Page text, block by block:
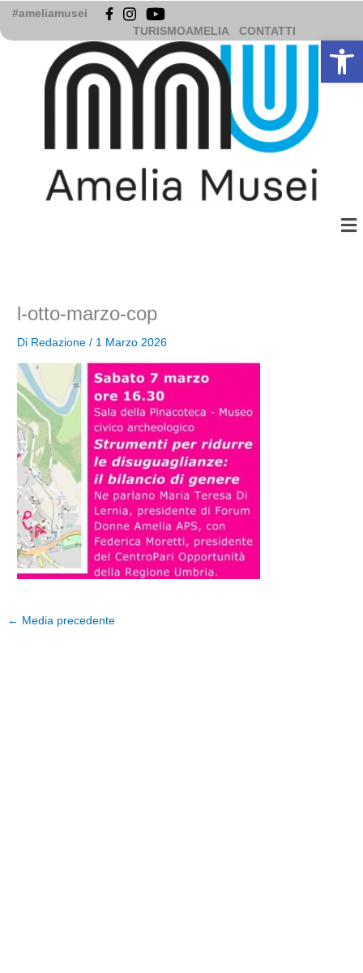
Vai
contenuto
#ameliamusei
TURISMOAMELIA
CONTATTI
l-otto-marzo-cop
Di Redazione/ 1 Marzo 2026
← Media precedente
Apri la